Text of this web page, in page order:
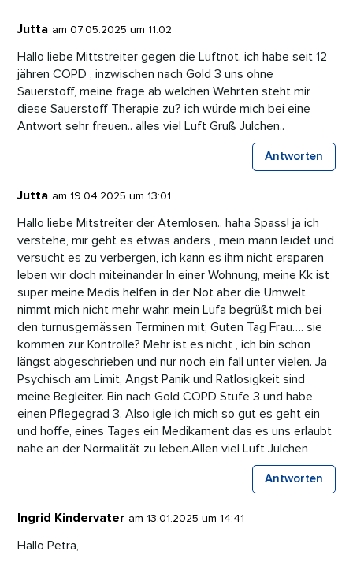
Jutta am 07.05.2025 um 11:02
Hallo liebe Mittstreiter gegen die Luftnot. ich habe seit 12
jähren COPD , inzwischen nach Gold 3 uns ohne
Sauerstoff, meine frage ab welchen Wehrten steht mir
diese Sauerstoff Therapie zu? ich würde mich bei eine
Antwort sehr freuen.. alles viel Luft Gruß Julchen..
Antworten
Jutta am 19.04.2025 um 13:01
Hallo liebe Mitstreiter der Atemlosen.. haha Spass! ja ich
verstehe, mir geht es etwas anders , mein mann leidet und
versucht es zu verbergen, ich kann es ihm nicht ersparen
leben wir doch miteinander In einer Wohnung, meine Kk ist
super meine Medis helfen in der Not aber die Umwelt
nimmt mich nicht mehr wahr. mein Lufa begrüßt mich bei
den turnusgemässen Terminen mit; Guten Tag Frau…. sie
kommen zur Kontrolle? Mehr ist es nicht , ich bin schon
längst abgeschrieben und nur noch ein fall unter vielen. Ja
Psychisch am Limit, Angst Panik und Ratlosigkeit sind
meine Begleiter. Bin nach Gold COPD Stufe 3 und habe
einen Pflegegrad 3. Also igle ich mich so gut es geht ein
und hoffe, eines Tages ein Medikament das es uns erlaubt
nahe an der Normalität zu leben.Allen viel Luft Julchen
Antworten
Ingrid Kindervater am 13.01.2025 um 14:41
Hallo Petra,